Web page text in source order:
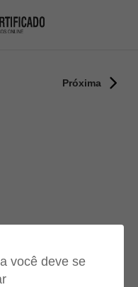
você deve se
Próxima